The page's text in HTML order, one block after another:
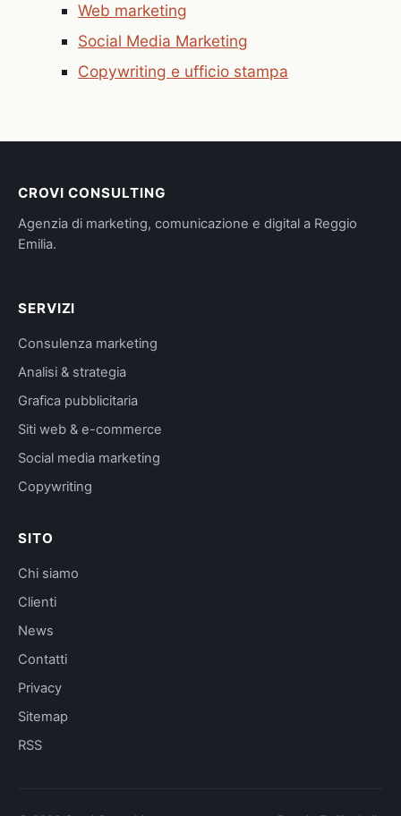
Web marketing
Social Media Marketing
Copywriting e ufficio stampa
CROVI CONSULTING
Agenzia di marketing, comunicazione e digital a Reggio
Emilia.
SERVIZI
Consulenza marketing
Analisi & strategia
Grafica pubblicitaria
Siti web & e-commerce
Social media marketing
Copywriting
SITO
Chi siamo
Clienti
News
Contatti
Privacy
Sitemap
RSS